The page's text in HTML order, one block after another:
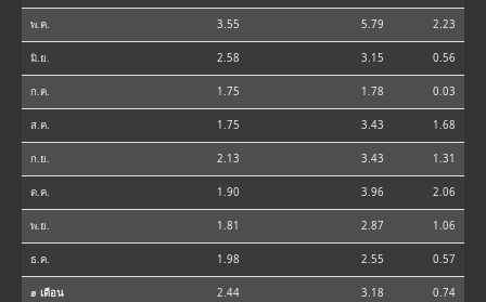
พ.ค. 3.55 5.79 2.23
มิ.ย. 2.58 3.15 0.56
ก.ค. 1.75 1.78 0.03
ส.ค. 1.75 3.43 1.68
ก.ย. 2.13 3.43 1.31
ต.ค. 1.90 3.96 2.06
พ.ย. 1.81 2.87 1.06
ธ.ค. 1.98 2.55 0.57
⌀ เดือน 2.44 3.18 0.74